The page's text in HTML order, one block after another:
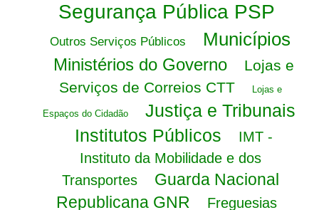
Segurança Pública PSP
Outros Serviços Públicos Municípios
Ministérios do Governo
Lojas e
Serviços de Correios CTT
Lojas e
Espaços do Cidadão
Justiça e Tribunais
Institutos Públicos
IMT -
Instituto da Mobilidade e dos
Transportes
Guarda Nacional
Republicana GNR
Freguesias